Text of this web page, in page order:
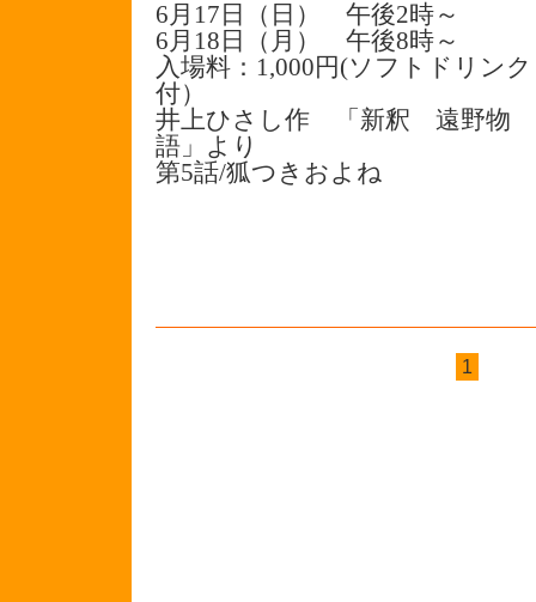
6月17日（日） 午後2時～
6月18日（月） 午後8時～
入場料：1,000円(ソフトドリンク
付）
井上ひさし作 「新釈 遠野物
語」より
第5話/狐つきおよね
1